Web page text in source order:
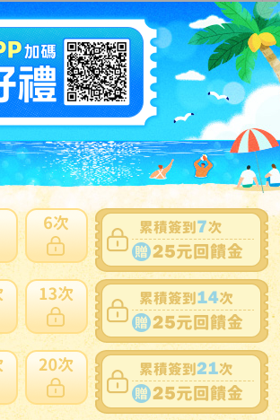
描述中說明)(說明)
得標填寫委託單